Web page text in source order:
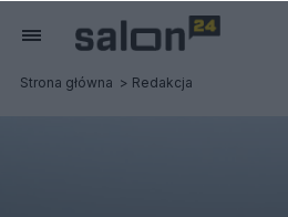
Strona główna Redakcja